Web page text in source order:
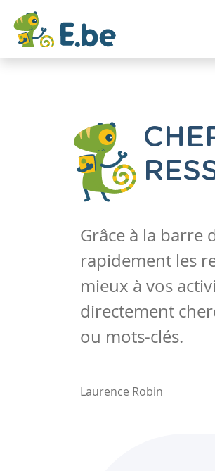
Grâce à la barre
rapidement les
mieux à vos
directement
ou mots-clés.
Laurence Robin